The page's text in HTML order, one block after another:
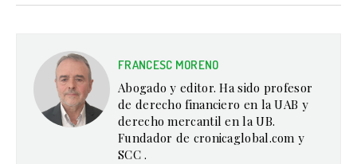
FRANCESC MORENO
Abogado y editor. Ha sido profesor
de derecho financiero en la UAB y
derecho mercantil en la UB.
Fundador de cronicaglobal.com y
SCC .